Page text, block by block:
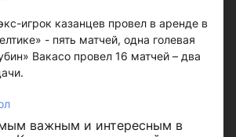
игрок казанцев провел в аренде в
- пять матчей, одна голевая
Вакасо провел 16 матчей – два
важным и интересным в